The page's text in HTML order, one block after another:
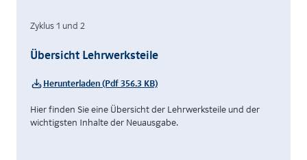
Zyklus 1 und 2
Übersicht Lehrwerksteile
Herunterladen (Pdf 356.3 KB)
Hier finden Sie eine Übersicht der Lehrwerksteile und der
wichtigsten Inhalte der Neuausgabe.